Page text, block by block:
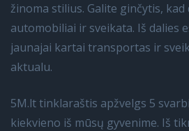
žinoma stilius. Galite ginčytis,
automobiliai ir sveikata. Iš dalies
jaunajai kartai transportas ir
aktualu.
5M.lt tinklaraštis apžvelgs 5
kiekvieno iš mūsų gyvenime. Iš